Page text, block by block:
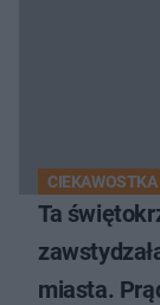
CIEKAWOSTKA
Ta
miasta.